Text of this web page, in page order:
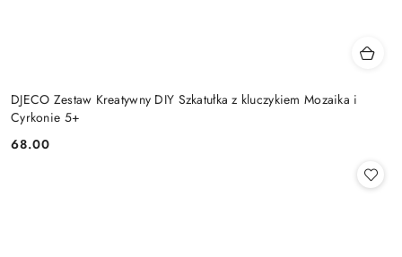
DJECO Zestaw Kreatywny DIY Szkatułka z kluczykiem Mozaika i
Cyrkonie 5+
Cena:
68.00